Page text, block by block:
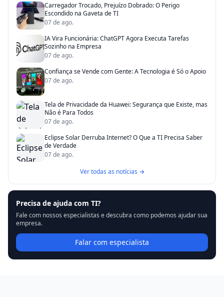
Carregador Trocado, Prejuízo Dobrado: O Perigo
Escondido na Gaveta de TI
07 de ago.
IA Vira Funcionária: ChatGPT Agora Executa Tarefas
Sozinho na Empresa
07 de ago.
Confiança se Vende com Gente: A Tecnologia é Só o Apoio
07 de ago.
Tela de Privacidade da Huawei: Segurança que Existe, mas
Não é Para Todos
07 de ago.
Eclipse Solar Derruba Internet? O Que a TI Precisa Saber
de Verdade
07 de ago.
Ver todas as notícias →
Precisa de ajuda com TI?
Fale com nossos especialistas e descubra como podemos ajudar sua
empresa.
Falar com especialista